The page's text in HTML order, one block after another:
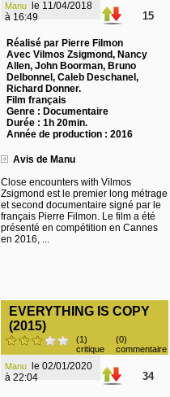
Manu
à 16:49
15
Réalisé par Pierre Filmon
Avec Vilmos Zsigmond, Nancy
Allen, John Boorman, Bruno
Delbonnel, Caleb Deschanel,
Richard Donner.
Film français
Genre : Documentaire
Durée : 1h 20min.
Année de production : 2016
Avis de Manu
Close encounters with Vilmos
Zsigmond est le premier long métrage
et second documentaire signé par le
français Pierre Filmon. Le film a été
présenté en compétition en Cannes
en 2016, ...
EVERYTHING IS COPY
(2015)
(1)
critique
(0)
commentaire
Manu
à 22:04
34